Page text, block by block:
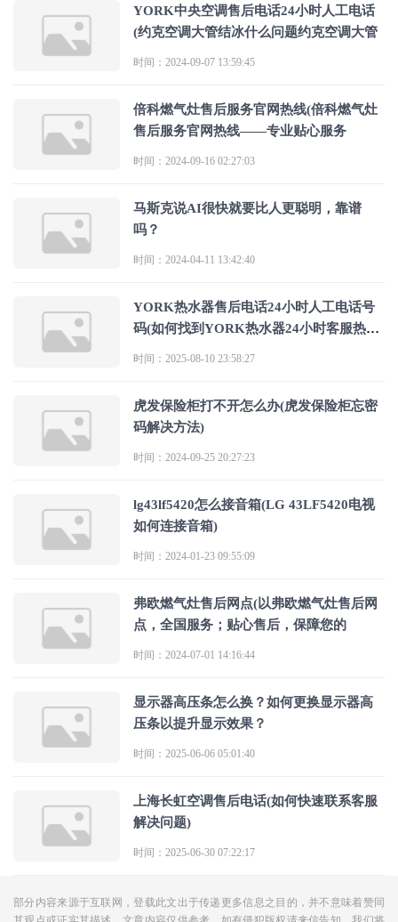
YORK中央空调售后电话24小时人工电话
(约克空调大管结冰什么问题约克空调大管
时间：2024-09-07 13:59:45
倍科燃气灶售后服务官网热线(倍科燃气灶
售后服务官网热线——专业贴心服务
时间：2024-09-16 02:27:03
马斯克说AI很快就要比人更聪明，靠谱
吗？
时间：2024-04-11 13:42:40
YORK热水器售后电话24小时人工电话号
码(如何找到YORK热水器24小时客服热线
进行
时间：2025-08-10 23:58:27
虎发保险柜打不开怎么办(虎发保险柜忘密
码解决方法)
时间：2024-09-25 20:27:23
lg43lf5420怎么接音箱(LG 43LF5420电视
如何连接音箱)
时间：2024-01-23 09:55:09
弗欧燃气灶售后网点(以弗欧燃气灶售后网
点，全国服务；贴心售后，保障您的
时间：2024-07-01 14:16:44
显示器高压条怎么换？如何更换显示器高
压条以提升显示效果？
时间：2025-06-06 05:01:40
上海长虹空调售后电话(如何快速联系客服
解决问题)
时间：2025-06-30 07:22:17
部分内容来源于互联网，登载此文出于传递更多信息之目的，并不意味着赞同